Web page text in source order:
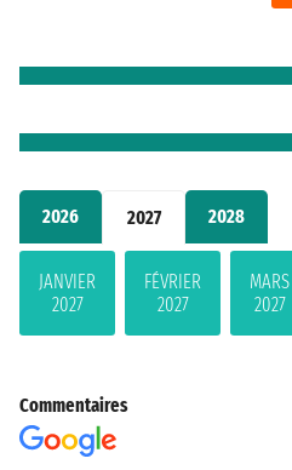
2026 2027 2028
JANVIER
2027
FÉVRIER
2027
MARS
2027
Commentaires